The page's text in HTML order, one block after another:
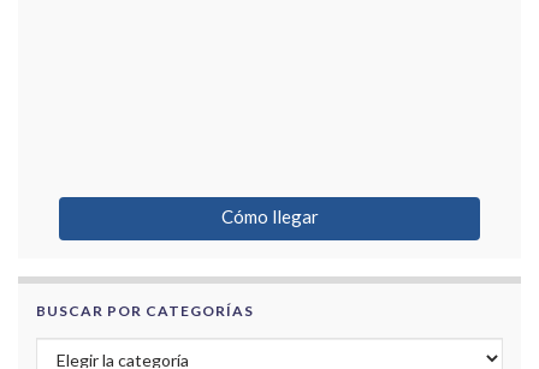
Cómo llegar
BUSCAR POR CATEGORÍAS
Buscar por categorías